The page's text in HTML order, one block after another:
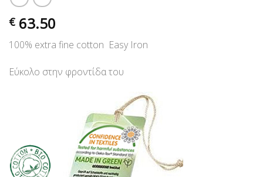
€ 63.50
100% extra fine cotton Easy Iron
Εύκολο στην φροντίδα του